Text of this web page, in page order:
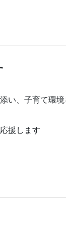
い、子育て環境
援します